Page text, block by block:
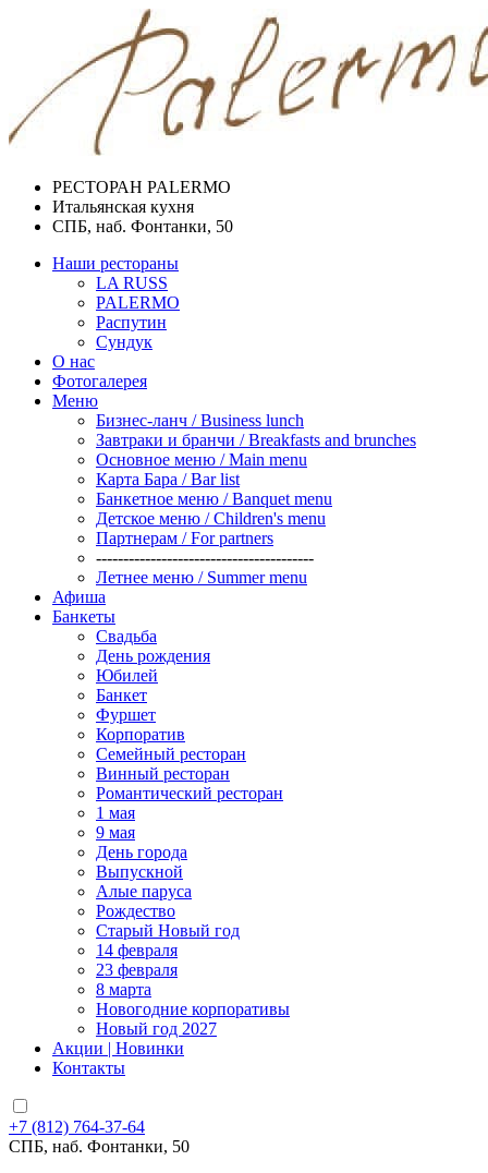
РЕСТОРАН PALERMO
Итальянская кухня
СПБ, наб. Фонтанки, 50
Наши рестораны
LA RUSS
PALERMO
Распутин
Сундук
О нас
Фотогалерея
Меню
Бизнес-ланч / Business lunch
Завтраки и бранчи / Breakfasts and brunches
Основное меню / Main menu
Карта Бара / Bar list
Банкетное меню / Banquet menu
Детское меню / Children's menu
Партнерам / For partners
----------------------------------------
Летнее меню / Summer menu
Афиша
Банкеты
Свадьба
День рождения
Юбилей
Банкет
Фуршет
Корпоратив
Семейный ресторан
Винный ресторан
Романтический ресторан
1 мая
9 мая
День города
Выпускной
Алые паруса
Рождество
Старый Новый год
14 февраля
23 февраля
8 марта
Новогодние корпоративы
Новый год 2027
Акции | Новинки
Контакты
+7 (812) 764-37-64
СПБ, наб. Фонтанки, 50